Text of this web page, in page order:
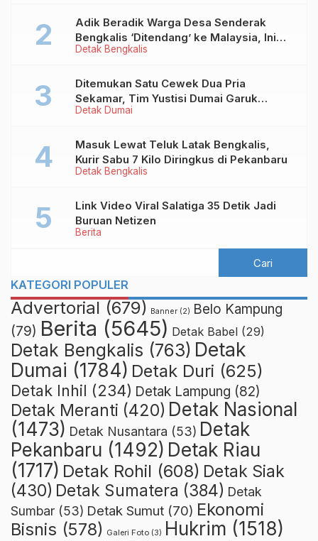
Detak Bengkalis
Adik Beradik Warga Desa Senderak
Bengkalis ‘Ditendang’ ke Malaysia, Ini
Sebabnya!
Detak Dumai
Ditemukan Satu Cewek Dua Pria
Sekamar, Tim Yustisi Dumai Garuk
Puluhan Pasangan Mesum
Detak Bengkalis
Masuk Lewat Teluk Latak Bengkalis,
Kurir Sabu 7 Kilo Diringkus di Pekanbaru
Berita
Link Video Viral Salatiga 35 Detik Jadi
Buruan Netizen
KATEGORI POPULER
Advertorial (679) Banner (2) Belo Kampung
(79) Berita (5645) Detak Babel (29)
Detak Bengkalis (763) Detak
Dumai (1784) Detak Duri (625)
Detak Inhil (234) Detak Lampung (82)
Detak Meranti (420) Detak Nasional
(1473) Detak Nusantara (53) Detak
Pekanbaru (1492) Detak Riau
(1717) Detak Rohil (608) Detak Siak
(430) Detak Sumatera (384) Detak
Sumbar (53) Detak Sumut (70) Ekonomi
Bisnis (578) Galeri Foto (3) Hukrim (1518)